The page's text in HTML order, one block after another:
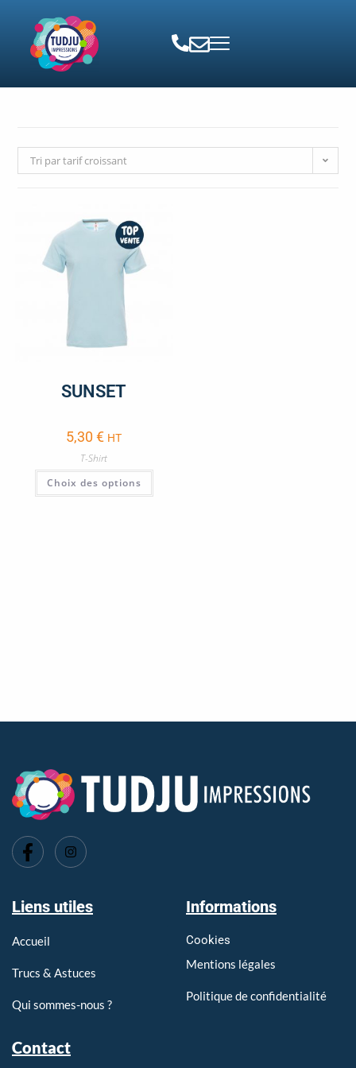
Tri par tarif croissant
SUNSET
5,30€ HT
T-Shirt
Choix des options
Liens utiles
Accueil
Trucs & Astuces
Qui sommes-nous ?
Informations
Cookies
Mentions légales
Politique de confidentialité
Contact